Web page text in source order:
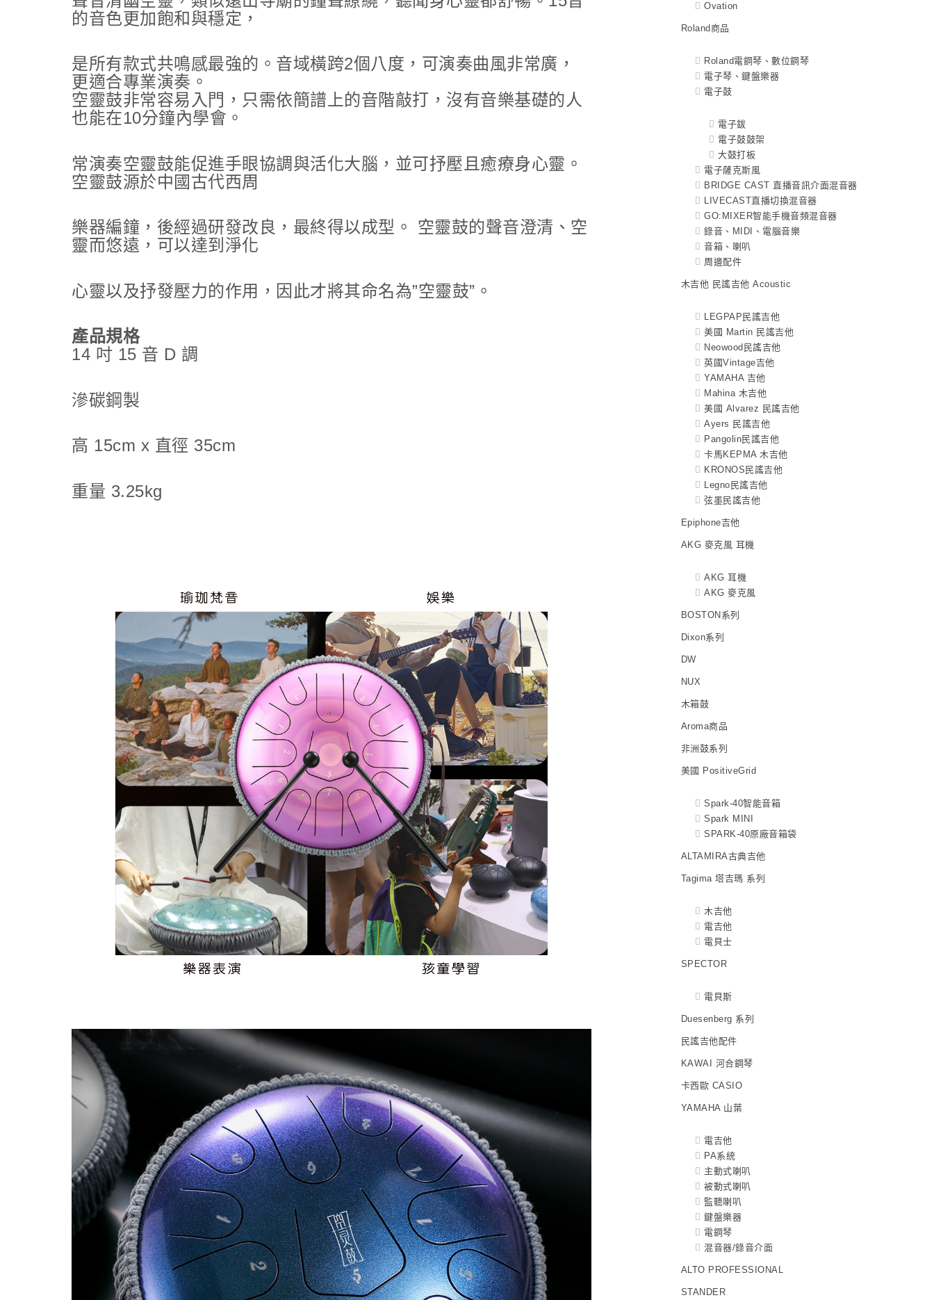
的音色更加飽和與穩定，
是所有款式共鳴感最強的。音域橫跨2個八度，可演奏曲風非常廣，
更適合專業演奏。
空靈鼓非常容易入門，只需依簡譜上的音階敲打，沒有音樂基礎的人
也能在10分鐘內學會。
常演奏空靈鼓能促進手眼協調與活化大腦，並可抒壓且癒療身心靈。
空靈鼓源於中國古代西周
樂器編鐘，後經過研發改良，最終得以成型。 空靈鼓的聲音澄清、空
靈而悠遠，可以達到淨化
心靈以及抒發壓力的作用，因此才將其命名為”空靈鼓”。
產品規格
14 吋 15 音 D 調
滲碳鋼製
高 15cm x 直徑 35cm
重量 3.25kg
Ovation
Roland商品
Roland電鋼琴、數位鋼琴
電子琴、鍵盤樂器
電子鼓
電子鈸
電子鼓鼓架
大鼓打板
電子薩克斯風
BRIDGE CAST 直播音訊介面混音器
LIVECAST直播切換混音器
GO:MIXER智能手機音頻混音器
錄音、MIDI、電腦音樂
音箱、喇叭
周邊配件
木吉他 民謠吉他 Acoustic
LEGPAP民謠吉他
美國 Martin 民謠吉他
Neowood民謠吉他
英國Vintage吉他
YAMAHA 吉他
Mahina 木吉他
美國 Alvarez 民謠吉他
Ayers 民謠吉他
Pangolin民謠吉他
卡馬KEPMA 木吉他
KRONOS民謠吉他
Legno民謠吉他
弦墨民謠吉他
Epiphone吉他
AKG 麥克風 耳機
AKG 耳機
AKG 麥克風
BOSTON系列
Dixon系列
DW
NUX
木箱鼓
Aroma商品
非洲鼓系列
美國 PositiveGrid
Spark-40智能音箱
Spark MINI
SPARK-40原廠音箱袋
ALTAMIRA古典吉他
Tagima 塔吉瑪 系列
木吉他
電吉他
電貝士
SPECTOR
電貝斯
Duesenberg 系列
民謠吉他配件
KAWAI 河合鋼琴
卡西歐 CASIO
YAMAHA 山葉
電吉他
PA系統
主動式喇叭
被動式喇叭
監聽喇叭
鍵盤樂器
電鋼琴
混音器/錄音介面
ALTO PROFESSIONAL
STANDER